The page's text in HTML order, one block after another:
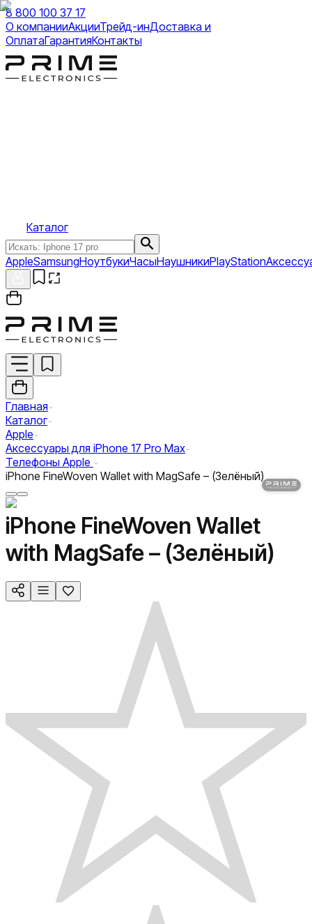
8 800 100 37 17
О компанииАкцииТрейд-инДоставка и
ОплатаГарантияКонтакты
Каталог
AppleSamsungНоутбукиЧасыНаушникиPlayStation
Главная
Каталог
Apple
Аксессуары для iPhone 17 Pro Max
Телефоны Apple
iPhone FineWoven Wallet with MagSafe – (Зелёный)
iPhone FineWoven Wallet
with MagSafe – (Зелёный)